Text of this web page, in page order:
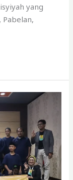
yang
Pabelan,